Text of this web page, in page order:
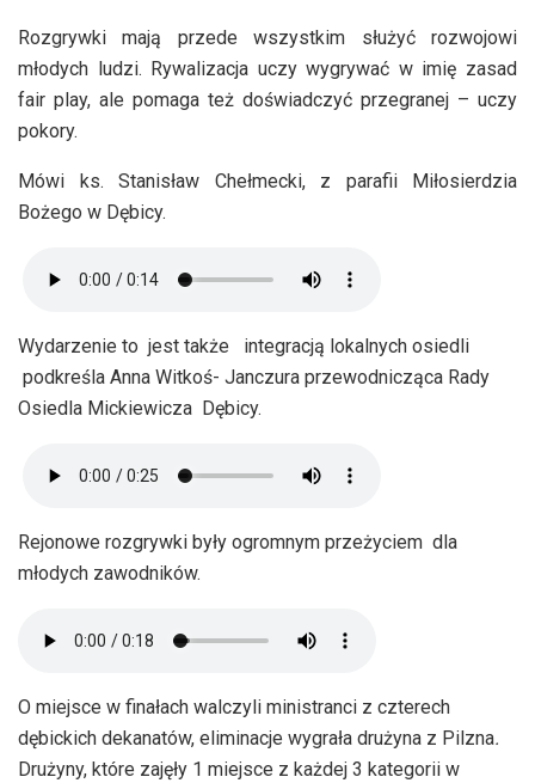
Rozgrywki mają przede wszystkim służyć rozwojowi
młodych ludzi. Rywalizacja uczy wygrywać w imię zasad
fair play, ale pomaga też doświadczyć przegranej – uczy
pokory.
Mówi ks. Stanisław Chełmecki, z parafii Miłosierdzia
Bożego w Dębicy.
Wydarzenie to jest także integracją lokalnych osiedli
podkreśla Anna Witkoś- Janczura przewodnicząca Rady
Osiedla Mickiewicza Dębicy.
Rejonowe rozgrywki były ogromnym przeżyciem dla
młodych zawodników.
O miejsce w finałach walczyli ministranci z czterech
dębickich dekanatów, eliminacje wygrała drużyna z Pilzna.
Drużyny, które zajęły 1 miejsce z każdej 3 kategorii w